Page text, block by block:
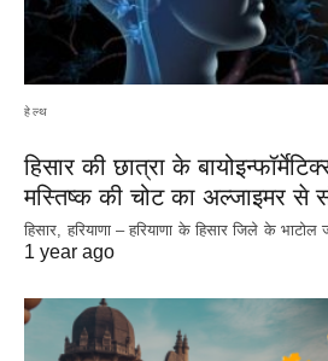
हेल्थ
हिसार की छात्रा के
मस्तिष्क की चोट का अल्जाइमर
हिसार, हरियाणा – हरियाणा के हिसार जिले के भाटोल
1 year ago